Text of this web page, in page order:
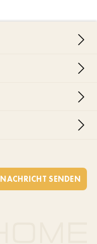
NACHRICHT SENDEN